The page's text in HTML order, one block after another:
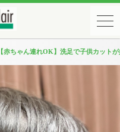
【赤ちゃん連れOK】洗足で子供カット